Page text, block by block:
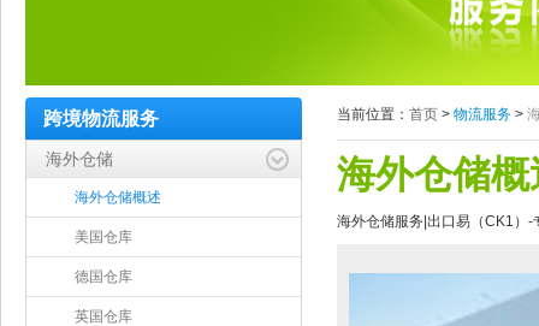
跨境物流服务
海外仓储
海外仓储概述
美国仓库
德国仓库
英国仓库
当前位置： 首页 > 物流服务 >
海外仓储概
海外仓储服务|出口易（CK1）